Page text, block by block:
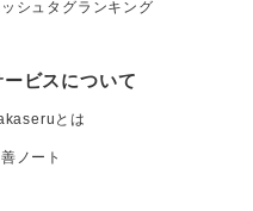
シュタグランキング
ービスについて
とは
ノート